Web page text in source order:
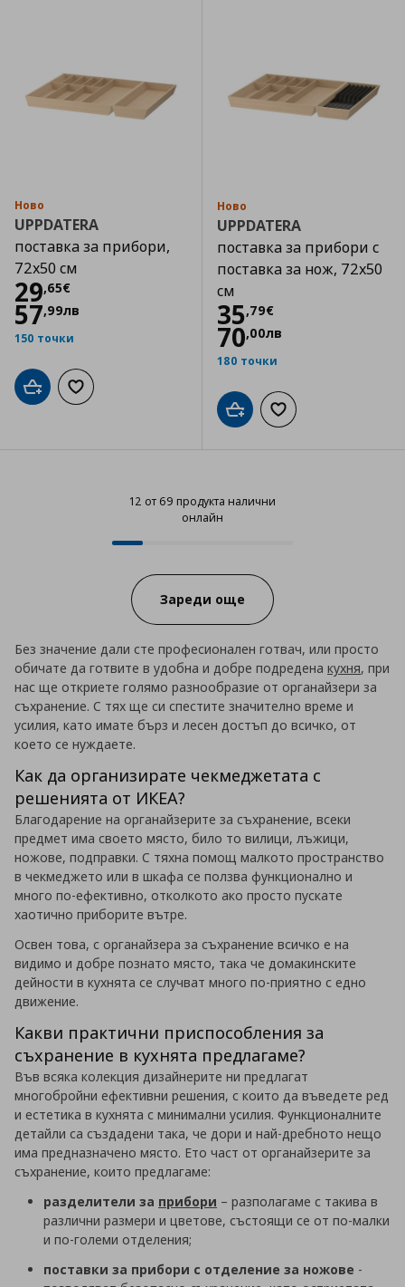
Ново
UPPDATERA
поставка за прибори,
72x50 см
29,65€
Цена
57,99лв
150 точки
Добави в кошницата
Добави към списъка с любими
Ново
UPPDATERA
поставка за прибори с
поставка за нож, 72x50
см
35,79€
Цена
70,00лв
180 точки
Добави в кошницата
Добави към
12 от 69 продукта налични
онлайн
12 от 69 продукта налични
Progress:
Зареди още
Без значение дали сте професионален готвач, или просто
обичате да готвите в удобна и добре подредена кухня, при
нас ще откриете голямо разнообразие от органайзери за
съхранение. С тях ще си спестите значително време и
усилия, като имате бърз и лесен достъп до всичко, от
което се нуждаете.
Как да организирате чекмеджетата с
решенията от ИКЕА?
Благодарение на органайзерите за съхранение, всеки
предмет има своето място, било то вилици, лъжици,
ножове, подправки. С тяхна помощ малкото пространство
в чекмеджето или в шкафа се ползва функционално и
много по-ефективно, отколкото ако просто пускате
хаотично приборите вътре.
Освен това, с органайзера за съхранение всичко е на
видимо и добре познато място, така че домакинските
дейности в кухнята се случват много по-приятно с едно
движение.
Какви практични приспособления за
съхранение в кухнята предлагаме?
Във всяка колекция дизайнерите ни предлагат
многобройни ефективни решения, с които да въведете ред
и естетика в кухнята с минимални усилия. Функционалните
детайли са създадени така, че дори и най-дребното нещо
има предназначено място. Ето част от органайзерите за
съхранение, които предлагаме:
разделители за прибори – разполагаме с такива в
различни размери и цветове, състоящи се от по-малки
и по-големи отделения;
поставки за прибори с отделение за ножове -